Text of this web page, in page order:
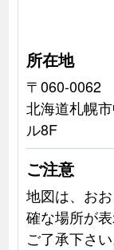
所在地
〒060-0062
北海道札幌
ル8F
ご注意
地図は、お
確な場所が
ご了承下さい